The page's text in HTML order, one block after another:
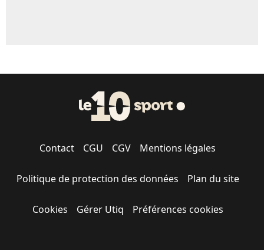
Contact CGU CGV Mentions légales
Politique de protection des données Plan du site
Cookies Gérer Utiq Préférences cookies